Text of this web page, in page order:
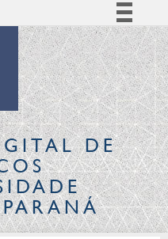
Simplifique!
Comunica BR
Participe
Acesso à informação
Legislação
CanaisDE